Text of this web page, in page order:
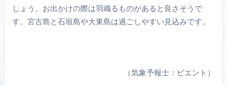
しょう。お出かけの際は羽織るものがあると良さそうで
す。宮古島と石垣島や大東島は過ごしやすい見込みです。
（気象予報士：ビエント）